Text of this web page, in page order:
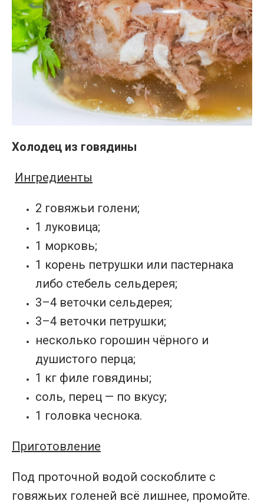
Холодец из говядины
Ингредиенты
2 говяжьи голени;
1 луковица;
1 морковь;
1 корень петрушки или пастернака
либо стебель сельдерея;
3–4 веточки сельдерея;
3–4 веточки петрушки;
несколько горошин чёрного и
душистого перца;
1 кг филе говядины;
соль, перец — по вкусу;
1 головка чеснока.
Приготовление
Под проточной водой соскоблите с
говяжьих голеней всё лишнее, промойте.